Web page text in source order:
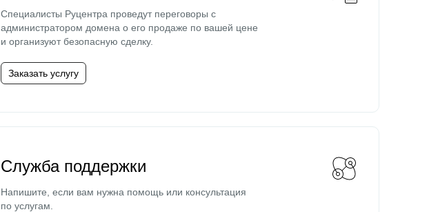
Специалисты Руцентра проведут переговоры с
администратором домена о его продаже по вашей цене
и организуют безопасную сделку.
Заказать услугу
Служба поддержки
Напишите, если вам нужна помощь или консультация
по услугам.